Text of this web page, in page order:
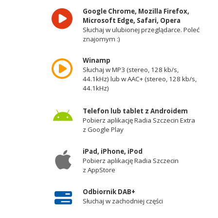
Google Chrome, Mozilla Firefox,
Microsoft Edge, Safari, Opera
Słuchaj w ulubionej przeglądarce. Poleć
znajomym :)
Winamp
Słuchaj w MP3 (stereo, 128 kb/s,
44.1kHz) lub w AAC+ (stereo, 128 kb/s,
44.1kHz)
Telefon lub tablet z Androidem
Pobierz aplikację Radia Szczecin Extra
z Google Play
iPad, iPhone, iPod
Pobierz aplikację Radia Szczecin
z AppStore
Odbiornik DAB+
Słuchaj w zachodniej części